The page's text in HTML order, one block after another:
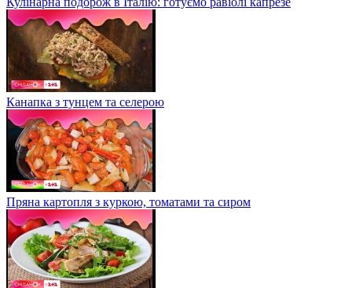
Канапка з тунцем та селерою
Пряна картопля з куркою, томатами та сиром